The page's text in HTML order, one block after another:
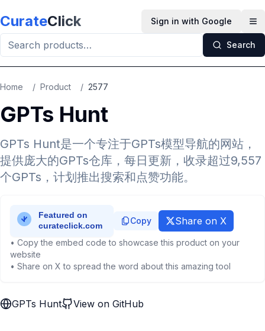
CurateClick Sign in with Google
Search
Home / Product / 2577
GPTs Hunt
GPTs Hunt是一个专注于GPTs模型导航的网站，
提供庞大的GPTs仓库，每日更新，收录超过9,557
个GPTs，计划推出搜索和点赞功能。
Copy Share on X
• Copy the embed code to showcase this product on your
website
• Share on X to spread the word about this amazing tool
GPTs Hunt View on GitHub